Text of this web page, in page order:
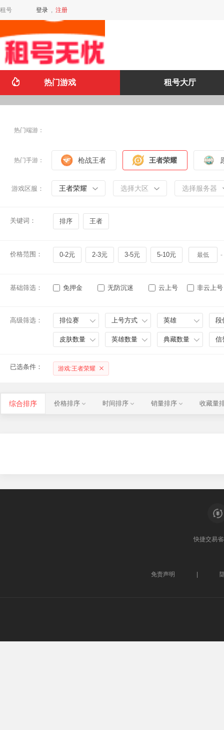
租号 登录 , 注册
热门游戏 租号大厅
热门端游：
热门手游： 枪战王者 王者荣耀
游戏区服： 王者荣耀 选择大区 选择服务器
关键词： 排序 王者
价格范围： 0-2元 2-3元 3-5元 5-10元 -
基础筛选： 免押金 无防沉迷 云上号 非云上号
高级筛选： 排位赛 上号方式 英雄 段
皮肤数量 英雄数量 典藏数量 信
已选条件： 游戏:王者荣耀
综合排序 价格排序 时间排序 销量排序 收藏量
快捷交易
免责声明